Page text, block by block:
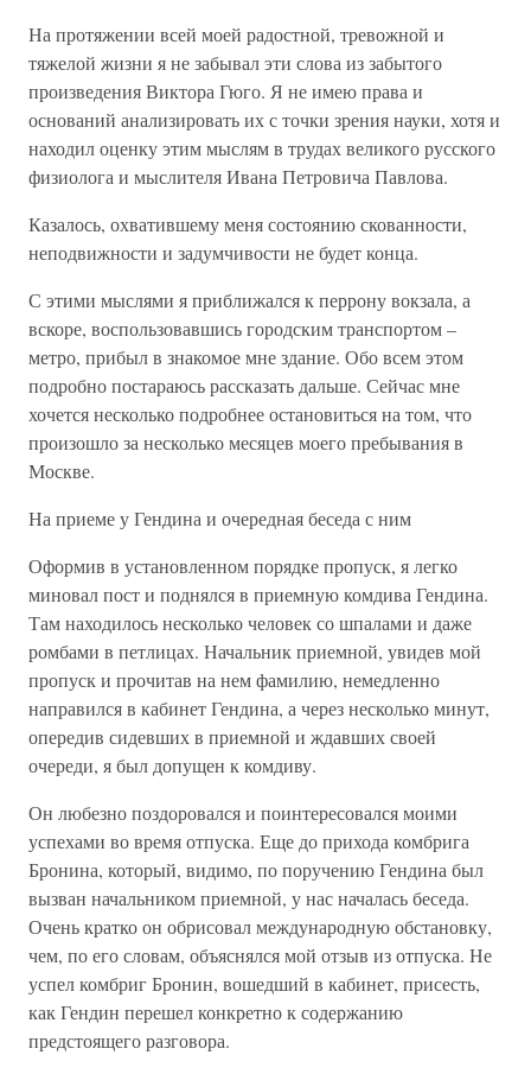
На протяжении всей моей радостной, тревожной и
тяжелой жизни я не забывал эти слова из забытого
произведения Виктора Гюго. Я не имею права и
оснований анализировать их с точки зрения науки, хотя и
находил оценку этим мыслям в трудах великого русского
физиолога и мыслителя Ивана Петровича Павлова.
Казалось, охватившему меня состоянию скованности,
неподвижности и задумчивости не будет конца.
С этими мыслями я приближался к перрону вокзала, а
вскоре, воспользовавшись городским транспортом –
метро, прибыл в знакомое мне здание. Обо всем этом
подробно постараюсь рассказать дальше. Сейчас мне
хочется несколько подробнее остановиться на том, что
произошло за несколько месяцев моего пребывания в
Москве.
На приеме у Гендина и очередная беседа с ним
Оформив в установленном порядке пропуск, я легко
миновал пост и поднялся в приемную комдива Гендина.
Там находилось несколько человек со шпалами и даже
ромбами в петлицах. Начальник приемной, увидев мой
пропуск и прочитав на нем фамилию, немедленно
направился в кабинет Гендина, а через несколько минут,
опередив сидевших в приемной и ждавших своей
очереди, я был допущен к комдиву.
Он любезно поздоровался и поинтересовался моими
успехами во время отпуска. Еще до прихода комбрига
Бронина, который, видимо, по поручению Гендина был
вызван начальником приемной, у нас началась беседа.
Очень кратко он обрисовал международную обстановку,
чем, по его словам, объяснялся мой отзыв из отпуска. Не
успел комбриг Бронин, вошедший в кабинет, присесть,
как Гендин перешел конкретно к содержанию
предстоящего разговора.